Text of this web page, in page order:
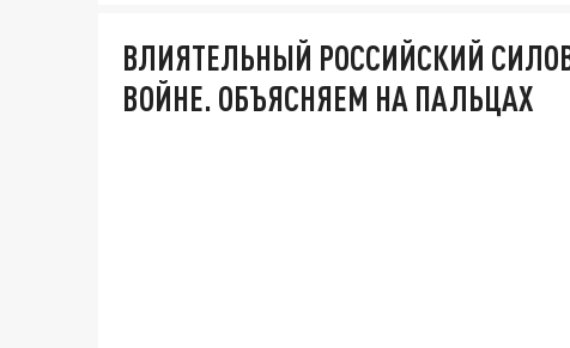
ВЛИЯТЕЛЬНЫЙ РОССИЙСКИЙ
ВОЙНЕ. ОБЪЯСНЯЕМ НА ПАЛЬЦАХ